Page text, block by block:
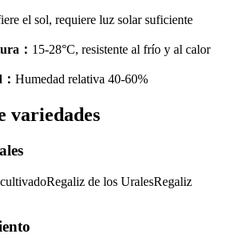
el sol, requiere luz solar suficiente
： 15-28°C, resistente al frío y al calor
： Humedad relativa 40-60%
variedades
Regaliz de los UralesRegaliz